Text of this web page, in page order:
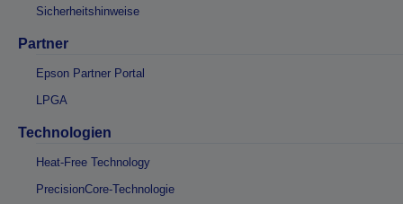
Sicherheitshinweise
Partner
Epson Partner Portal
LPGA
Technologien
Heat-Free Technology
PrecisionCore-Technologie